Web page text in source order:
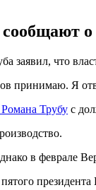
о
заявил, что
принимаю. Я
Трубу с
в феврале
пятого